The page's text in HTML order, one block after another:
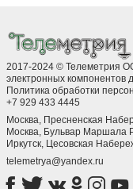
2017-2024 © Телеметрия
электронных
Политика обработки
+7 929 433 4445
Москва, Пресненская
Москва, ​Бульвар Маршала
Иркутск, ​Цесовская
telemetrya@yandex.ru